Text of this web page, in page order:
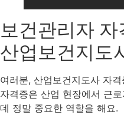
보건관리자
산업보건지도
여러분, 산업보건지도사 자
자격증은 산업 현장에서 근
데 정말 중요한 역할을 해요.